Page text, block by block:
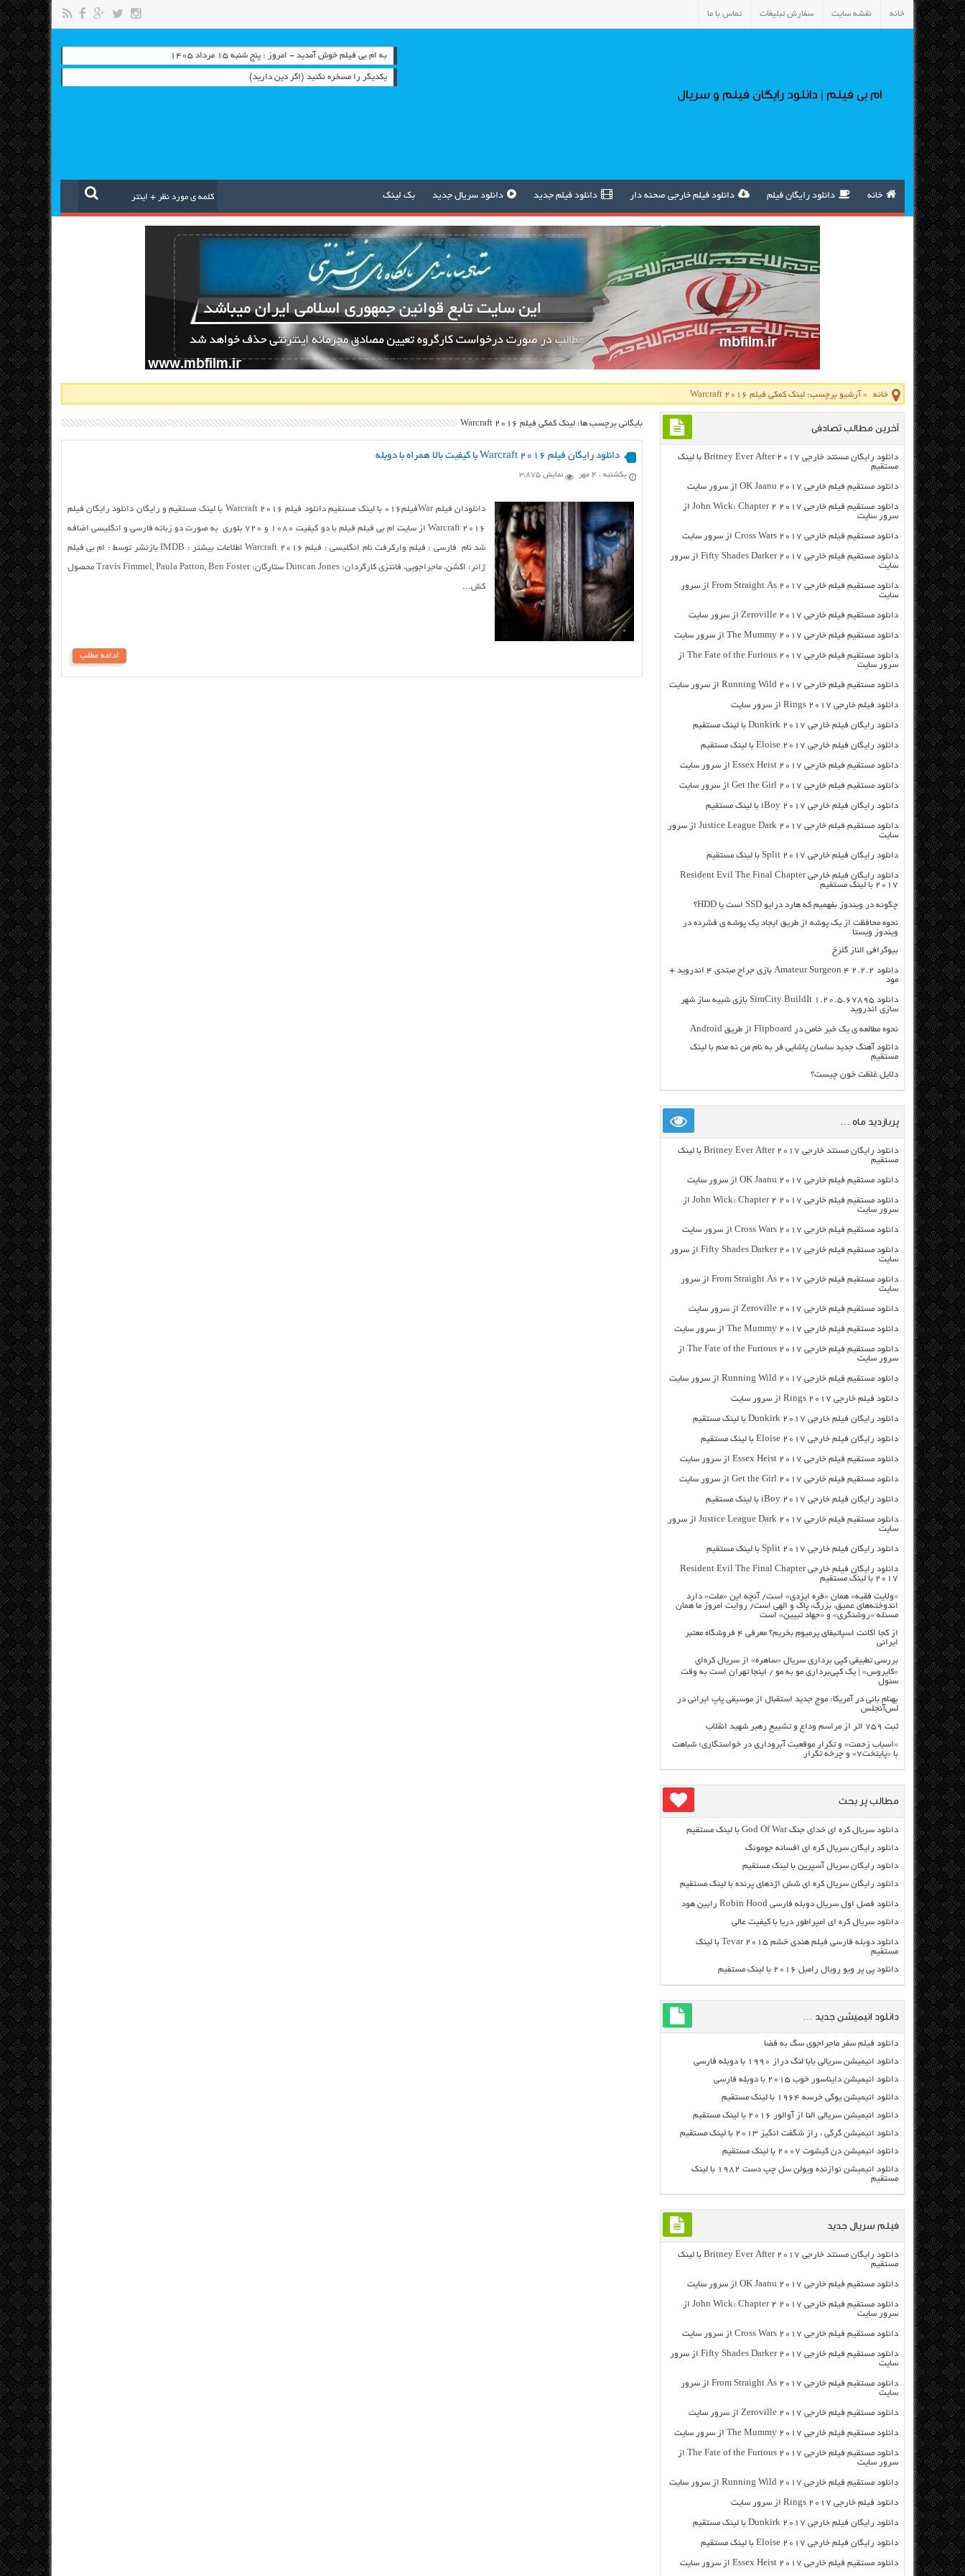
خانه نقشه سایت سفارش تبلیغات تماس با ما
ام بی فیلم | دانلود رایگان فیلم و سریال
به ام بی فیلم خوش آمدید - امروز : پنج شنبه ۱۵ مرداد ۱۴۰۵
یكدیگر را مسخره نكنید (اگر دین دارید)
خانه دانلود رایگان فیلم دانلود فیلم خارجی صحنه دار دانلود فیلم جدید دانلود سریال جدید بک لینک
خانه » آرشیو برچسب: لینک کمکی فیلم Warcraft 2016
بایگانی برچسب ها: لینک کمکی فیلم Warcraft 2016
دانلود رایگان فیلم Warcraft 2016 با کیفیت بالا همراه با دوبله
یکشنبه ، ۴ مهر نمایش 3,875
دانلودان فیلم Warفیلم016 با لینک مستقیم دانلود فیلم Warcraft 2016 با لینک مستقیم و رایگان دانلود رایگان فیلم
Warcraft 2016 از سایت ام بی فیلم فیلم با دو کیفیت ۱۰۸۰ و ۷۲۰ بلوری به صورت دو زبانه فارسی و انگلیسی اضافه
شد نام فارسی : فیلم وارکرفت نام انگلیسی : فیلم Warcraft 2016 اطلاعات بیشتر : IMDB بازنشر توسط : ام بی فیلم
ژانر: اکشن، ماجراجویی، فانتزی کارگردان: Duncan Jones ستارگان: Travis Fimmel, Paula Patton, Ben Foster محصول
کش...
ادامه مطلب
آخرین مطالب تصادفی
دانلود رایگان مسنتد خارجی Britney Ever After 2017 با لینک
مستقیم
دانلود مستقیم فیلم خارجی OK Jaanu 2017 از سرور سایت
دانلود مستقیم فیلم خارجی John Wick: Chapter 2 2017 از
سرور سایت
دانلود مستقیم فیلم خارجی Cross Wars 2017 از سرور سایت
دانلود مستقیم فیلم خارجی Fifty Shades Darker 2017 از سرور
سایت
دانلود مستقیم فیلم خارجی From Straight As 2017 از سرور
سایت
دانلود مستقیم فیلم خارجی Zeroville 2017 از سرور سایت
دانلود مستقیم فیلم خارجی The Mummy 2017 از سرور سایت
دانلود مستقیم فیلم خارجی The Fate of the Furious 2017 از
سرور سایت
دانلود مستقیم فیلم خارجی Running Wild 2017 از سرور سایت
دانلود فیلم خارجی Rings 2017 از سرور سایت
دانلود رایگان فیلم خارجی Dunkirk 2017 با لینک مستقیم
دانلود رایگان فیلم خارجی Eloise 2017 با لینک مستقیم
دانلود مستقیم فیلم خارجی Essex Heist 2017 از سرور سایت
دانلود مستقیم فیلم خارجی Get the Girl 2017 از سرور سایت
دانلود رایگان فیلم خارجی iBoy 2017 با لینک مستقیم
دانلود مستقیم فیلم خارجی Justice League Dark 2017 از سرور
سایت
دانلود رایگان فیلم خارجی Split 2017 با لینک مستقیم
دانلود رایگان فیلم خارجی Resident Evil The Final Chapter
2017 با لینک مستقیم
چگونه در ویندوز بفهمیم که هارد درایو SSD است یا HDD؟
نحوه محافظت از یک پوشه از طریق ایجاد یک پوشه ی فشرده در
ویندوز ویستا
بیوگرافی الناز گلرخ
دانلود Amateur Surgeon 4 2.2.2 بازی جراح مبتدی ۴ اندروید +
مود
دانلود SimCity BuildIt 1.20.5.67895 بازی شبیه ساز شهر
سازی اندروید
نحوه مطالعه ی یک خبر خاص در Flipboard از طریق Android
دانلود آهنگ جدید ساسان پاشایی فر به نام من نه منم با لینک
مستقیم
دلايل غلظت خون چيست؟
پربازدید ماه …
دانلود رایگان مسنتد خارجی Britney Ever After 2017 با لینک
مستقیم
دانلود مستقیم فیلم خارجی OK Jaanu 2017 از سرور سایت
دانلود مستقیم فیلم خارجی John Wick: Chapter 2 2017 از
سرور سایت
دانلود مستقیم فیلم خارجی Cross Wars 2017 از سرور سایت
دانلود مستقیم فیلم خارجی Fifty Shades Darker 2017 از سرور
سایت
دانلود مستقیم فیلم خارجی From Straight As 2017 از سرور
سایت
دانلود مستقیم فیلم خارجی Zeroville 2017 از سرور سایت
دانلود مستقیم فیلم خارجی The Mummy 2017 از سرور سایت
دانلود مستقیم فیلم خارجی The Fate of the Furious 2017 از
سرور سایت
دانلود مستقیم فیلم خارجی Running Wild 2017 از سرور سایت
دانلود فیلم خارجی Rings 2017 از سرور سایت
دانلود رایگان فیلم خارجی Dunkirk 2017 با لینک مستقیم
دانلود رایگان فیلم خارجی Eloise 2017 با لینک مستقیم
دانلود مستقیم فیلم خارجی Essex Heist 2017 از سرور سایت
دانلود مستقیم فیلم خارجی Get the Girl 2017 از سرور سایت
دانلود رایگان فیلم خارجی iBoy 2017 با لینک مستقیم
دانلود مستقیم فیلم خارجی Justice League Dark 2017 از سرور
سایت
دانلود رایگان فیلم خارجی Split 2017 با لینک مستقیم
دانلود رایگان فیلم خارجی Resident Evil The Final Chapter
2017 با لینک مستقیم
«ولایت فقیه» همان «فره ایزدی» است/ آنچه این «ملت» دارد
اندوخته‌های عمیق، بزرگ، پاک و الهی است/ روایت امروز ما همان
مسئله «روشنگری» و «جهاد تبیین» است
از کجا اکانت اسپاتیفای پرمیوم بخریم؟ معرفی ۴ فروشگاه معتبر
ایرانی
بررسی تطبیقی کپی برداری سریال «ساهره» از سریال کره‌ای
«کایروس» | یک کپی‌برداری مو به مو / اینجا تهران است به وقت
سئول
بهنام بانی در آمریکا: موج جدید استقبال از موسیقی پاپ ایرانی در
لس‌آنجلس
ثبت ۷۵۹ اثر از مراسم وداع و تشییع رهبر شهید انقلاب
«اسباب زحمت» و تکرار موقعیت آبروداری در خواستگاری؛ شباهت
با «پایتخت۷» و چرخه تکرار
مطالب پر بحث
دانلود سریال کره ای خدای جنگ God Of War با لینک مستقیم
دانلود رایگان سریال کره ای افسانه جومونگ
دانلود رایگان سریال آسپرین با لینک مستقیم
دانلود رایگان سریال کره ای شش اژدهای پرنده با لینک مستقیم
دانلود فصل اول سریال دوبله فارسی Robin Hood رابین هود
دانلود سریال کره ای امپراطور دریا با کیفیت عالی
دانلود دوبله فارسی فیلم هندی خشم Tevar ۲۰۱۵ با لینک
مستقیم
دانلود پی پر ویو رویال رامبل ۲۰۱۶ با لینک مستقیم
دانلود انیمیشن جدید …
دانلود فیلم سفر ماجراجوی سگ به فضا
دانلود انیمیشن سریالی بابا لنگ دراز ۱۹۹۰ با دوبله فارسی
دانلود انیمیشن دایناسور خوب ۲۰۱۵ با دوبله فارسی
دانلود انیمیشن یوگی خرسه ۱۹۶۴ با لینک مستقیم
دانلود انیمیشن سریالی النا از آوالور ۲۰۱۶ با لینک مستقیم
دانلود انیمیشن گرگی ، راز شگفت انگیز ۲۰۱۳ با لینک مستقیم
دانلود انیمیشن دن کیشوت ۲۰۰۷ با لینک مستقیم
دانلود انیمیشن نوازنده ویولن سل چپ دست ۱۹۸۲ با لینک
مستقیم
فیلم سریال جدید
دانلود رایگان مسنتد خارجی Britney Ever After 2017 با لینک
مستقیم
دانلود مستقیم فیلم خارجی OK Jaanu 2017 از سرور سایت
دانلود مستقیم فیلم خارجی John Wick: Chapter 2 2017 از
سرور سایت
دانلود مستقیم فیلم خارجی Cross Wars 2017 از سرور سایت
دانلود مستقیم فیلم خارجی Fifty Shades Darker 2017 از سرور
سایت
دانلود مستقیم فیلم خارجی From Straight As 2017 از سرور
سایت
دانلود مستقیم فیلم خارجی Zeroville 2017 از سرور سایت
دانلود مستقیم فیلم خارجی The Mummy 2017 از سرور سایت
دانلود مستقیم فیلم خارجی The Fate of the Furious 2017 از
سرور سایت
دانلود مستقیم فیلم خارجی Running Wild 2017 از سرور سایت
دانلود فیلم خارجی Rings 2017 از سرور سایت
دانلود رایگان فیلم خارجی Dunkirk 2017 با لینک مستقیم
دانلود رایگان فیلم خارجی Eloise 2017 با لینک مستقیم
دانلود مستقیم فیلم خارجی Essex Heist 2017 از سرور سایت